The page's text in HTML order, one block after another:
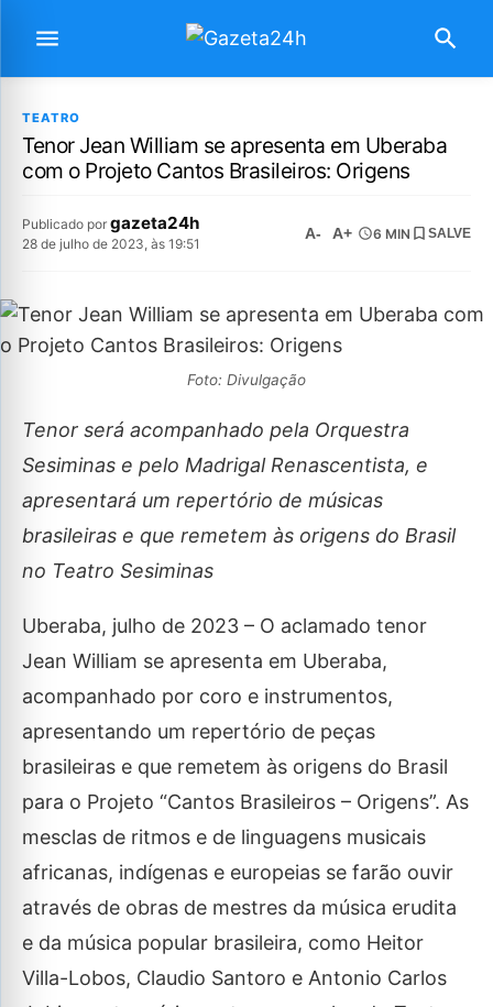
TEATRO
Tenor Jean William se apresenta em Uberaba
com o Projeto Cantos Brasileiros: Origens
Publicado por gazeta24h
28 de julho de 2023, às 19:51
A- A+ 6 MIN SALVE
Foto: Divulgação
Tenor será acompanhado pela Orquestra
Sesiminas e pelo Madrigal Renascentista, e
apresentará um repertório de músicas
brasileiras e que remetem às origens do Brasil
no Teatro Sesiminas
Uberaba, julho de 2023 – O aclamado tenor
Jean William se apresenta em Uberaba,
acompanhado por coro e instrumentos,
apresentando um repertório de peças
brasileiras e que remetem às origens do Brasil
para o Projeto “Cantos Brasileiros – Origens”. As
mesclas de ritmos e de linguagens musicais
africanas, indígenas e europeias se farão ouvir
através de obras de mestres da música erudita
e da música popular brasileira, como Heitor
Villa-Lobos, Claudio Santoro e Antonio Carlos